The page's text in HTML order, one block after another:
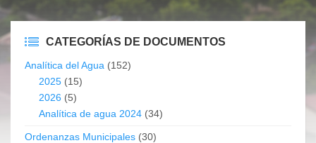
CATEGORÍAS DE DOCUMENTOS
Analítica del Agua (152)
2025 (15)
2026 (5)
Analítica de agua 2024 (34)
Ordenanzas Municipales (30)